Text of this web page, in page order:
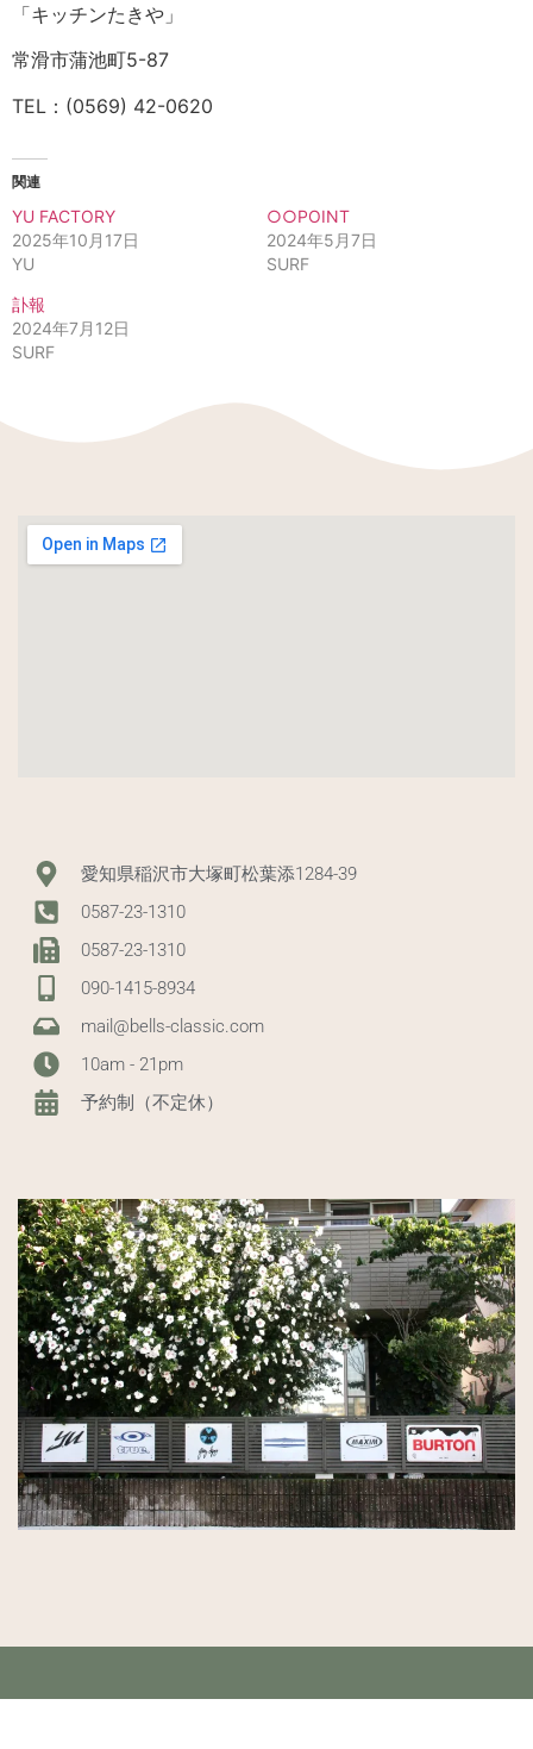
「キッチンたきや」
常滑市蒲池町5-87
TEL：(0569) 42-0620
関連
YU FACTORY
2025年10月17日
YU
○○POINT
2024年5月7日
SURF
訃報
2024年7月12日
SURF
愛知県稲沢市大塚町松葉添1284-39
0587-23-1310
0587-23-1310
090-1415-8934
mail@bells-classic.com
10am - 21pm
予約制（不定休）